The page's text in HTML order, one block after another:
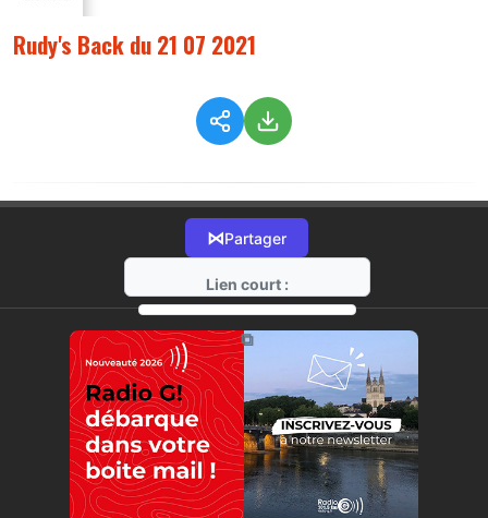
Rudy's Back du 21 07 2021
⋈Partager
Lien court :
https://radio-g.fr?5708
⧉